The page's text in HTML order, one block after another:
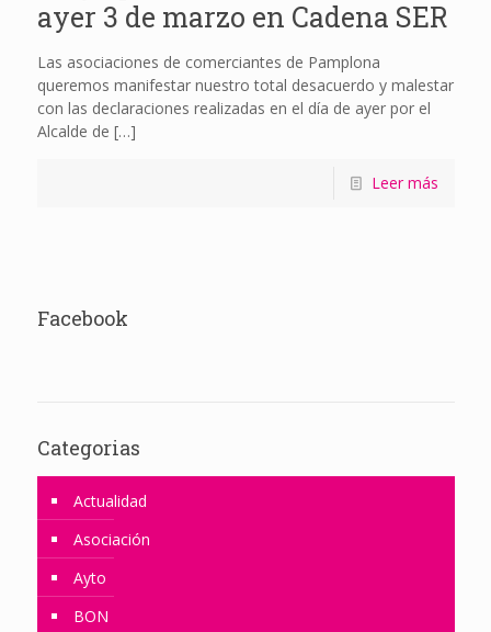
ayer 3 de marzo en Cadena SER
Las asociaciones de comerciantes de Pamplona
queremos manifestar nuestro total desacuerdo y malestar
con las declaraciones realizadas en el día de ayer por el
Alcalde de […]
Leer más
Facebook
Categorias
Actualidad
Asociación
Ayto
BON